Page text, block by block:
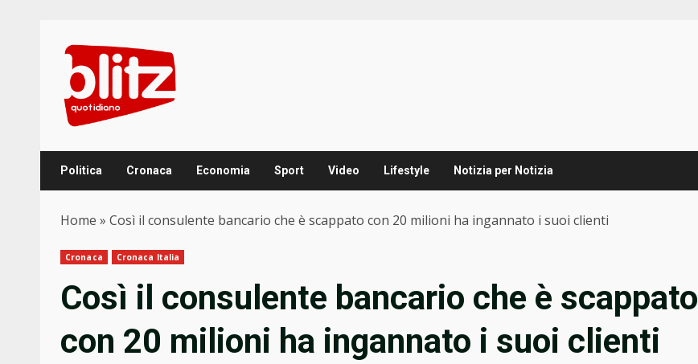
content
Politica Cronaca Economia Sport Video Lifestyle Notizia per Notizia
Home » Così il consulente bancario che è scappato con 20 milioni ha ingannato i suoi clienti
Cronaca Cronaca Italia
Così il consulente bancario che è scappato
con 20 milioni ha ingannato i suoi clienti